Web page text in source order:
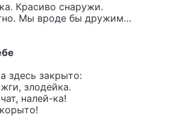
Красиво снаружи.
Мы вроде бы дружим…
здесь закрыто:
злодейка.
налей-ка!